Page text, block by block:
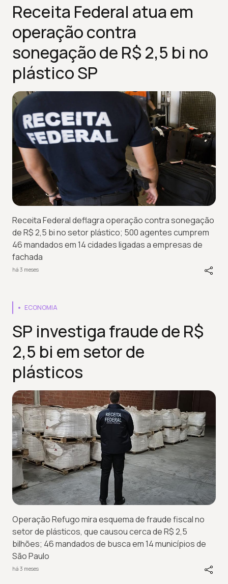
Receita Federal atua em
operação contra
sonegação de R$ 2,5 bi no
plástico SP
Receita Federal deflagra operação contra sonegação
de R$ 2,5 bi no setor plástico; 500 agentes cumprem
46 mandados em 14 cidades ligadas a empresas de
fachada
há 3 meses
ECONOMIA
SP investiga fraude de R$
2,5 bi em setor de
plásticos
Operação Refugo mira esquema de fraude fiscal no
setor de plásticos, que causou cerca de R$ 2,5
bilhões; 46 mandados de busca em 14 municípios de
São Paulo
há 3 meses